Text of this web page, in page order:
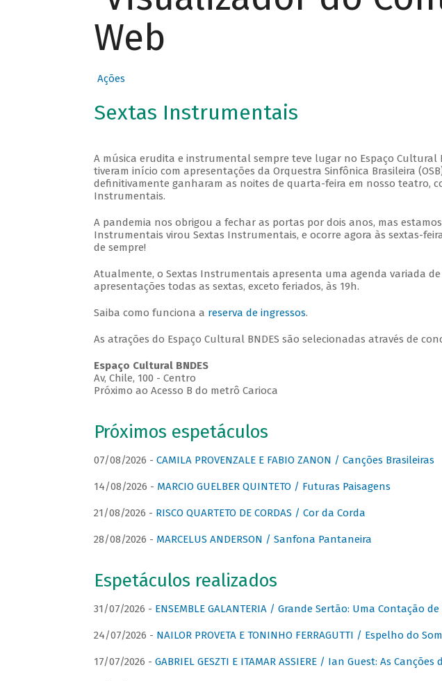
Web
Ações
Sextas Instrumentais
A música erudita e instrumental sempre teve lugar no Espaço Cultural
tiveram início com apresentações da Orquestra Sinfônica Brasileira
definitivamente ganharam as noites de quarta-feira em nosso teatro,
Instrumentais.
A pandemia nos obrigou a fechar as portas por dois anos, mas
Instrumentais virou Sextas Instrumentais, e ocorre agora às sextas-
de sempre!
Atualmente, o Sextas Instrumentais apresenta uma agenda variada
apresentações todas as sextas, exceto feriados, às 19h.
Saiba como funciona a reserva de ingressos.
As atrações do Espaço Cultural BNDES são selecionadas através de
Espaço Cultural BNDES
Av, Chile, 100 - Centro
Próximo ao Acesso B do metrô Carioca
Próximos espetáculos
07/08/2026 - CAMILA PROVENZALE E FABIO ZANON / Canções Brasileiras
14/08/2026 - MARCIO GUELBER QUINTETO / Futuras Paisagens
21/08/2026 - RISCO QUARTETO DE CORDAS / Cor da Corda
28/08/2026 - MARCELUS ANDERSON / Sanfona Pantaneira
Espetáculos realizados
31/07/2026 - ENSEMBLE GALANTERIA / Grande Sertão: Uma Contação
24/07/2026 - NAILOR PROVETA E TONINHO FERRAGUTTI / Espelho do Som
17/07/2026 - GABRIEL GESZTI E ITAMAR ASSIERE / Ian Guest: As